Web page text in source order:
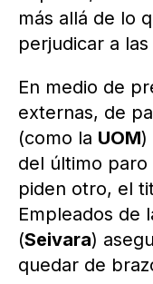
más allá de lo
perjudicar a
En medio de
externas, de
(como la UOM)
del último paro
piden otro, el
Empleados de
(Seivara)
quedar de